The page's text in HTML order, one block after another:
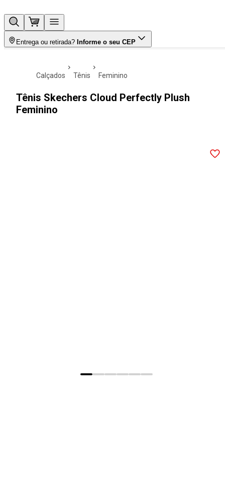
Entrega ou retirada? Informe o seu CEP
calçados tênis feminino
Tênis Skechers Cloud Perfectly Plush
Feminino